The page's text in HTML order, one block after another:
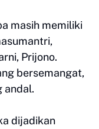
masih memiliki
Prijono.
bersemangat,
andal.
dijadikan